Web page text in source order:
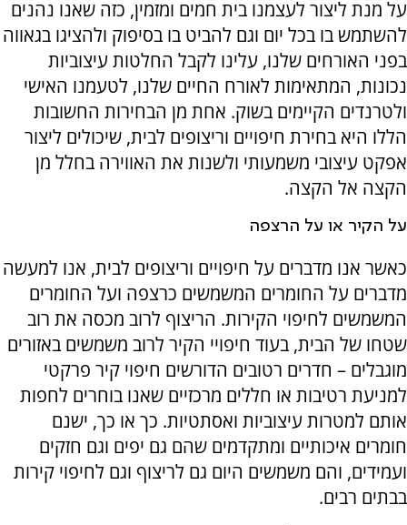
על מנת ליצור לעצמנו בית חמים ומזמין, כזה שאנו נהנים
להשתמש בו בכל יום וגם להביט בו בסיפוק ולהציגו בגאווה
בפני האורחים שלנו, עלינו לקבל החלטות עיצוביות
נכונות, המתאימות לאורח החיים שלנו, לטעמנו האישי
ולטרנדים הקיימים בשוק. אחת מן הבחירות החשובות
הללו היא בחירת חיפויים וריצופים לבית, שיכולים ליצור
אפקט עיצובי משמעותי ולשנות את האווירה בחלל מן
הקצה אל הקצה.
על הקיר או על הרצפה
כאשר אנו מדברים על חיפויים וריצופים לבית, אנו למעשה
מדברים על החומרים המשמשים כרצפה ועל החומרים
המשמשים לחיפוי הקירות. הריצוף לרוב מכסה את רוב
שטחו של הבית, בעוד חיפויי הקיר לרוב משמשים באזורים
מוגבלים – חדרים רטובים הדורשים חיפוי קיר פרקטי
למניעת רטיבות או חללים מרכזיים שאנו בוחרים לחפות
אותם למטרות עיצוביות ואסתטיות. כך או כך, ישנם
חומרים איכותיים ומתקדמים שהם גם יפים וגם חזקים
ועמידים, והם משמשים היום גם לריצוף וגם לחיפוי קירות
בבתים רבים.